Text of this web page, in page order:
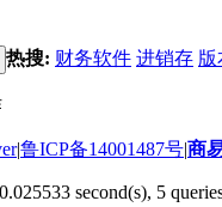
热搜: 财务软件 进销存 版
|鲁ICP备14001487号|商
second(s), 5